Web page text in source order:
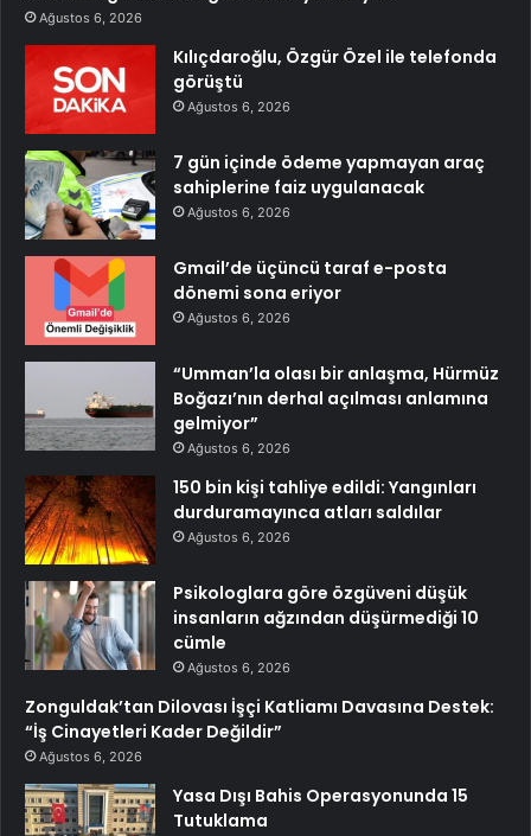
Ağustos 6, 2026
Kılıçdaroğlu, Özgür Özel ile telefonda
görüştü
Ağustos 6, 2026
7 gün içinde ödeme yapmayan araç
sahiplerine faiz uygulanacak
Ağustos 6, 2026
Gmail’de üçüncü taraf e-posta
dönemi sona eriyor
Ağustos 6, 2026
“Umman’la olası bir anlaşma, Hürmüz
Boğazı’nın derhal açılması anlamına
gelmiyor”
Ağustos 6, 2026
150 bin kişi tahliye edildi: Yangınları
durduramayınca atları saldılar
Ağustos 6, 2026
Psikologlara göre özgüveni düşük
insanların ağzından düşürmediği 10
cümle
Ağustos 6, 2026
Zonguldak’tan Dilovası İşçi Katliamı Davasına Destek:
“İş Cinayetleri Kader Değildir”
Ağustos 6, 2026
Yasa Dışı Bahis Operasyonunda 15
Tutuklama